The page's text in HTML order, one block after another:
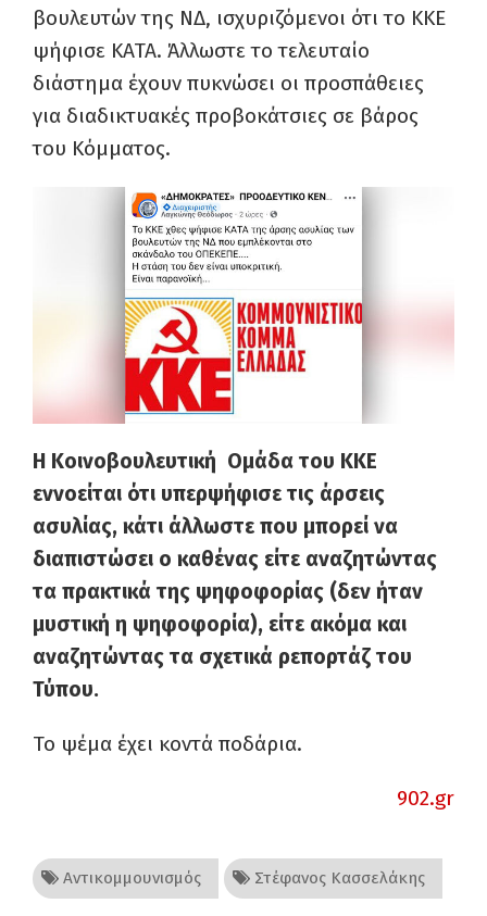
βουλευτών της ΝΔ, ισχυριζόμενοι ότι το ΚΚΕ
ψήφισε ΚΑΤΑ. Άλλωστε το τελευταίο
διάστημα έχουν πυκνώσει οι προσπάθειες
για διαδικτυακές προβοκάτσιες σε βάρος
του Κόμματος.
Η Κοινοβουλευτική Ομάδα του ΚΚΕ
εννοείται ότι υπερψήφισε τις άρσεις
ασυλίας, κάτι άλλωστε που μπορεί να
διαπιστώσει ο καθένας είτε αναζητώντας
τα πρακτικά της ψηφοφορίας (δεν ήταν
μυστική η ψηφοφορία), είτε ακόμα και
αναζητώντας τα σχετικά ρεπορτάζ του
Τύπου.
Το ψέμα έχει κοντά ποδάρια.
902.gr
Αντικομμουνισμός Στέφανος Κασσελάκης